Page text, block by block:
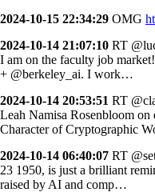
2024-10-15 22:34:29 OMG
2024-10-14 21:07:10 RT
I am on the faculty job
+ @berkeley_ai. I work…
2024-10-14 20:53:51 RT
Leah Namisa Rosenbloom
Character of Cryptographic
2024-10-14 06:40:07 RT
23 1950, is just a brilliant
raised by AI and comp…